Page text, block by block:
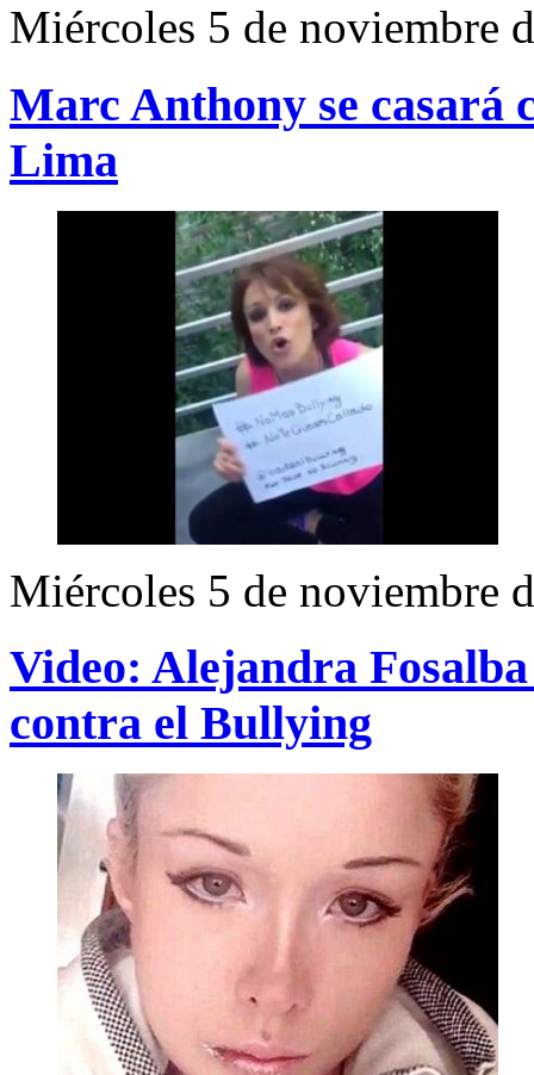
Miércoles 5 de noviembre
Marc Anthony se casará
Lima
Miércoles 5 de noviembre
Video: Alejandra
contra el Bullying